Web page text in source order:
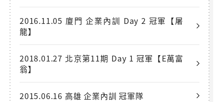
2016.11.05 廈門 企業內訓 Day 2 冠軍【屠
龍】
2018.01.27 北京第11期 Day 1 冠軍【E萬富
翁】
2015.06.16 高雄 企業內訓 冠軍隊